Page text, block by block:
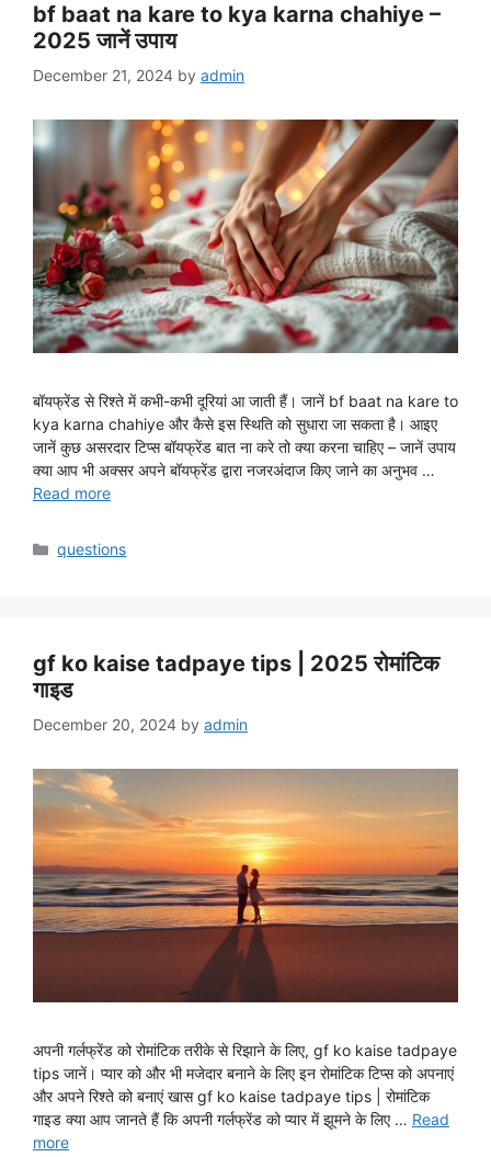
bf baat na kare to kya karna chahiye –
2025 जानें उपाय
December 21, 2024 by admin
बॉयफ्रेंड से रिश्ते में कभी-कभी दूरियां आ जाती हैं। जानें bf baat na kare to
kya karna chahiye और कैसे इस स्थिति को सुधारा जा सकता है। आइए
जानें कुछ असरदार टिप्स बॉयफ्रेंड बात ना करे तो क्या करना चाहिए – जानें उपाय
क्या आप भी अक्सर अपने बॉयफ्रेंड द्वारा नजरअंदाज किए जाने का अनुभव …
Read more
Categories
questions
gf ko kaise tadpaye tips | 2025 रोमांटिक
गाइड
December 20, 2024 by admin
अपनी गर्लफ्रेंड को रोमांटिक तरीके से रिझाने के लिए, gf ko kaise tadpaye
tips जानें। प्यार को और भी मजेदार बनाने के लिए इन रोमांटिक टिप्स को अपनाएं
और अपने रिश्ते को बनाएं खास gf ko kaise tadpaye tips | रोमांटिक
गाइड क्या आप जानते हैं कि अपनी गर्लफ्रेंड को प्यार में झूमने के लिए … Read
more